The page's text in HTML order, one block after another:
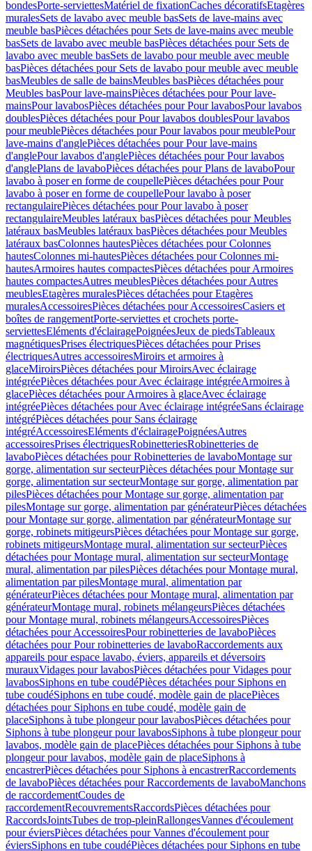
bondesPorte-serviettesMatériel de fixationCaches décoratifsEtagères
muralesSets de lavabo avec meuble basSets de lave-mains avec
meuble basPièces détachées pour Sets de lave-mains avec meuble
basSets de lavabo avec meuble basPièces détachées pour Sets de
lavabo avec meuble basSets de lavabo pour meuble avec meuble
basPièces détachées pour Sets de lavabo pour meuble avec meuble
basMeubles de salle de bainsMeubles basPièces détachées pour
Meubles basPour lave-mainsPièces détachées pour Pour lave-
mainsPour lavabosPièces détachées pour Pour lavabosPour lavabos
doublesPièces détachées pour Pour lavabos doublesPour lavabos
pour meublePièces détachées pour Pour lavabos pour meublePour
lave-mains d'anglePièces détachées pour Pour lave-mains
d'anglePour lavabos d'anglePièces détachées pour Pour lavabos
d'anglePlans de lavaboPièces détachées pour Plans de lavaboPour
lavabo à poser en forme de coupellePièces détachées pour Pour
lavabo à poser en forme de coupellePour lavabo à poser
rectangulairePièces détachées pour Pour lavabo à poser
rectangulaireMeubles latéraux basPièces détachées pour Meubles
latéraux basMeubles latéraux basPièces détachées pour Meubles
latéraux basColonnes hautesPièces détachées pour Colonnes
hautesColonnes mi-hautesPièces détachées pour Colonnes mi-
hautesArmoires hautes compactesPièces détachées pour Armoires
hautes compactesAutres meublesPièces détachées pour Autres
meublesEtagères muralesPièces détachées pour Etagères
muralesAccessoiresPièces détachées pour AccessoiresCasiers et
boîtes de rangementPorte-serviettes et crochets porte-
serviettesEléments d'éclairagePoignéesJeux de piedsTableaux
magnétiquesPrises électriquesPièces détachées pour Prises
électriquesAutres accessoiresMiroirs et armoires à
glaceMiroirsPièces détachées pour MiroirsAvec éclairage
intégréePièces détachées pour Avec éclairage intégréeArmoires à
glacePièces détachées pour Armoires à glaceAvec éclairage
intégréePièces détachées pour Avec éclairage intégréeSans éclairage
intégréPièces détachées pour Sans éclairage
intégréAccessoiresEléments d'éclairagePoignéesAutres
accessoiresPrises électriquesRobinetteriesRobinetteries de
lavaboPièces détachées pour Robinetteries de lavaboMontage sur
gorge, alimentation sur secteurPièces détachées pour Montage sur
gorge, alimentation sur secteurMontage sur gorge, alimentation par
pilesPièces détachées pour Montage sur gorge, alimentation par
pilesMontage sur gorge, alimentation par générateurPièces détachées
pour Montage sur gorge, alimentation par générateurMontage sur
gorge, robinets mitigeursPièces détachées pour Montage sur gorge,
robinets mitigeursMontage mural, alimentation sur secteurPièces
détachées pour Montage mural, alimentation sur secteurMontage
mural, alimentation par pilesPièces détachées pour Montage mural,
alimentation par pilesMontage mural, alimentation par
générateurPièces détachées pour Montage mural, alimentation par
générateurMontage mural, robinets mélangeursPièces détachées
pour Montage mural, robinets mélangeursAccessoiresPièces
détachées pour AccessoiresPour robinetteries de lavaboPièces
détachées pour Pour robinetteries de lavaboRaccordements aux
appareils pour espace lavabo, éviers, appareils et déversoirs
murauxVidages pour lavabosPièces détachées pour Vidages pour
lavabosSiphons en tube coudéPièces détachées pour Siphons en
tube coudéSiphons en tube coudé, modèle gain de placePièces
détachées pour Siphons en tube coudé, modèle gain de
placeSiphons à tube plongeur pour lavabosPièces détachées pour
Siphons à tube plongeur pour lavabosSiphons à tube plongeur pour
lavabos, modèle gain de placePièces détachées pour Siphons à tube
plongeur pour lavabos, modèle gain de placeSiphons à
encastrerPièces détachées pour Siphons à encastrerRaccordements
de lavaboPièces détachées pour Raccordements de lavaboManchons
de raccordementCoudes de
raccordementRecouvrementsRaccordsPièces détachées pour
RaccordsJointsTubes de trop-pleinRallongesVannes d'écoulement
pour éviersPièces détachées pour Vannes d'écoulement pour
éviersSiphons en tube coudéPièces détachées pour Siphons en tube